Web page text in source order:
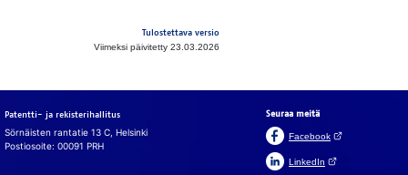
Tulostettava versio
Viimeksi päivitetty 23.03.2026
Patentti- ja rekisterihallitus
Sörnäisten rantatie 13 C, Helsinki
Postiosoite: 00091 PRH
Seuraa meitä
Facebook(Avautuu uuteen
LinkedIn (Avautuu uuteen